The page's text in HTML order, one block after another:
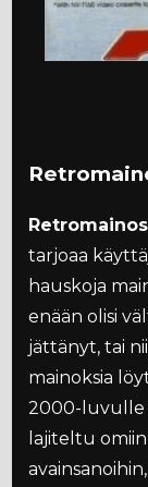
Retromainos
tarjoaa
hauskoja
enään olisi
jättänyt, tai
mainoksia
2000-luvulle
lajiteltu